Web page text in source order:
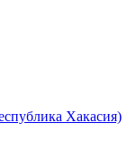
Хакасия)